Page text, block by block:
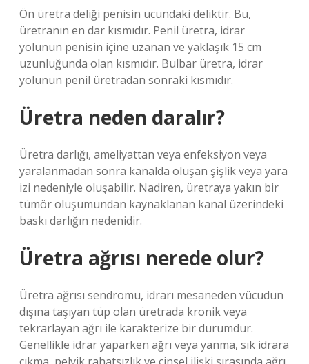
Ön üretra deliği penisin ucundaki deliktir. Bu,
üretranın en dar kısmıdır. Penil üretra, idrar
yolunun penisin içine uzanan ve yaklaşık 15 cm
uzunluğunda olan kısmıdır. Bulbar üretra, idrar
yolunun penil üretradan sonraki kısmıdır.
Üretra neden daralır?
Üretra darlığı, ameliyattan veya enfeksiyon veya
yaralanmadan sonra kanalda oluşan şişlik veya yara
izi nedeniyle oluşabilir. Nadiren, üretraya yakın bir
tümör oluşumundan kaynaklanan kanal üzerindeki
baskı darlığın nedenidir.
Üretra ağrısı nerede olur?
Üretra ağrısı sendromu, idrarı mesaneden vücudun
dışına taşıyan tüp olan üretrada kronik veya
tekrarlayan ağrı ile karakterize bir durumdur.
Genellikle idrar yaparken ağrı veya yanma, sık idrara